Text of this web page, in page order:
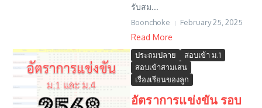
รับสม...
Boonchoke February 25, 2025
Read More
ประถมปลาย
สอบเข้า ม.1
สอบเข้าสามเสน
เรื่องเรียนของลูก
อัตราการแข่งขัน รอบ